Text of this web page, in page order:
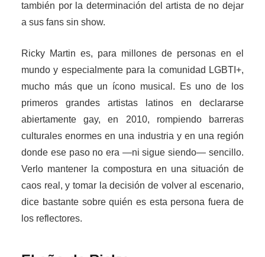
también por la determinación del artista de no dejar
a sus fans sin show.
Ricky Martin es, para millones de personas en el
mundo y especialmente para la comunidad LGBTI+,
mucho más que un ícono musical. Es uno de los
primeros grandes artistas latinos en declararse
abiertamente gay, en 2010, rompiendo barreras
culturales enormes en una industria y en una región
donde ese paso no era —ni sigue siendo— sencillo.
Verlo mantener la compostura en una situación de
caos real, y tomar la decisión de volver al escenario,
dice bastante sobre quién es esta persona fuera de
los reflectores.